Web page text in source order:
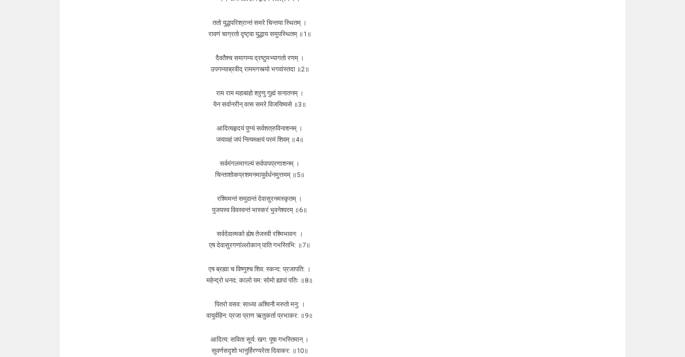
ततो युद्धपरिश्रान्तं समरे चिन्तया स्थितम् ।
रावणं चाग्रतो दृष्ट्वा युद्धाय समुपस्थितम् ॥1॥
दैवतैश्च समागम्य द्रष्टुमभ्यागतो रणम् ।
उपगम्याब्रवीद् राममगस्त्यो भगवांस्तदा ॥2॥
राम राम महाबाहो श्रृणु गुह्मं सनातनम् ।
येन सर्वानरीन् वत्स समरे विजयिष्यसे ॥3॥
आदित्यहृदयं पुण्यं सर्वशत्रुविनाशनम् ।
जयावहं जपं नित्यमक्षयं परमं शिवम् ॥4॥
सर्वमंगलमागल्यं सर्वपापप्रणाशनम् ।
चिन्ताशोकप्रशमनमायुर्वर्धनमुत्तमम् ॥5॥
रश्मिमन्तं समुद्यन्तं देवासुरनमस्कृतम् ।
पुजयस्व विवस्वन्तं भास्करं भुवनेश्वरम् ॥6॥
सर्वदेवात्मको ह्येष तेजस्वी रश्मिभावन: ।
एष देवासुरगणांल्लोकान् पाति गभस्तिभि: ॥7॥
एष ब्रह्मा च विष्णुश्च शिव: स्कन्द: प्रजापति: ।
महेन्द्रो धनद: कालो यम: सोमो ह्यापां पतिः ॥8॥
पितरो वसव: साध्या अश्विनौ मरुतो मनु: ।
वायुर्वहिन: प्रजा प्राण ऋतुकर्ता प्रभाकर: ॥9॥
आदित्य: सविता सूर्य: खग: पूषा गभस्तिमान् ।
सुवर्णसदृशो भानुर्हिरण्यरेता दिवाकर: ॥10॥